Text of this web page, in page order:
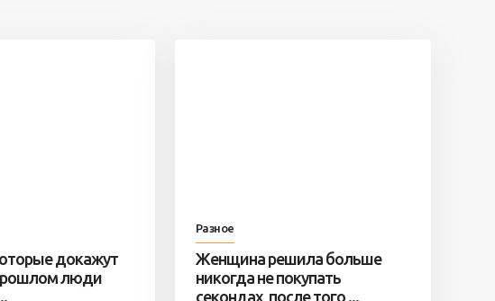
докажут
люди
Разное
Женщина решила больше
никогда не покупать
секондах, после того ...